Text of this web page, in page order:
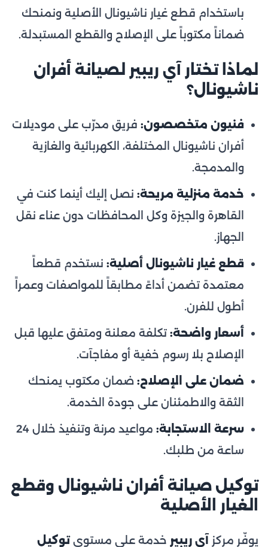
باستخدام قطع غيار ناشيونال الأصلية ونمنحك
ضماناً مكتوباً على الإصلاح والقطع المستبدلة.
لماذا تختار آي ريبير لصيانة أفران
ناشيونال؟
فنيون متخصصون: فريق مدرّب على موديلات
أفران ناشيونال المختلفة، الكهربائية والغازية
والمدمجة.
خدمة منزلية مريحة: نصل إليك أينما كنت في
القاهرة والجيزة وكل المحافظات دون عناء نقل
الجهاز.
قطع غيار ناشيونال أصلية: نستخدم قطعاً
معتمدة تضمن أداءً مطابقاً للمواصفات وعمراً
أطول للفرن.
أسعار واضحة: تكلفة معلنة ومتفق عليها قبل
الإصلاح بلا رسوم خفية أو مفاجآت.
ضمان على الإصلاح: ضمان مكتوب يمنحك
الثقة والاطمئنان على جودة الخدمة.
سرعة الاستجابة:
مواعيد مرنة وتنفيذ خلال 24
ساعة من طلبك.
توكيل صيانة أفران ناشيونال وقطع
الغيار الأصلية
يوفّر مركز آي ريبير خدمة على مستوىتوكيل